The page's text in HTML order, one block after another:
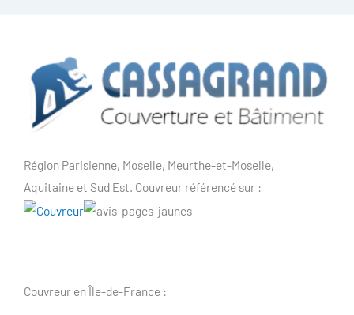
Région Parisienne, Moselle, Meurthe-et-Moselle,
Aquitaine et Sud Est. Couvreur référencé sur :
Couvreur en Île-de-France :